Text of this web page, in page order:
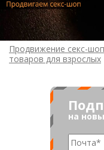
Продвижение секс-
товаров для взрослых
на